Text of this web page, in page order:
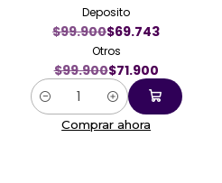
Deposito
$99.900$69.743
Otros
$99.900$71.900
Cantidad
Comprar ahora